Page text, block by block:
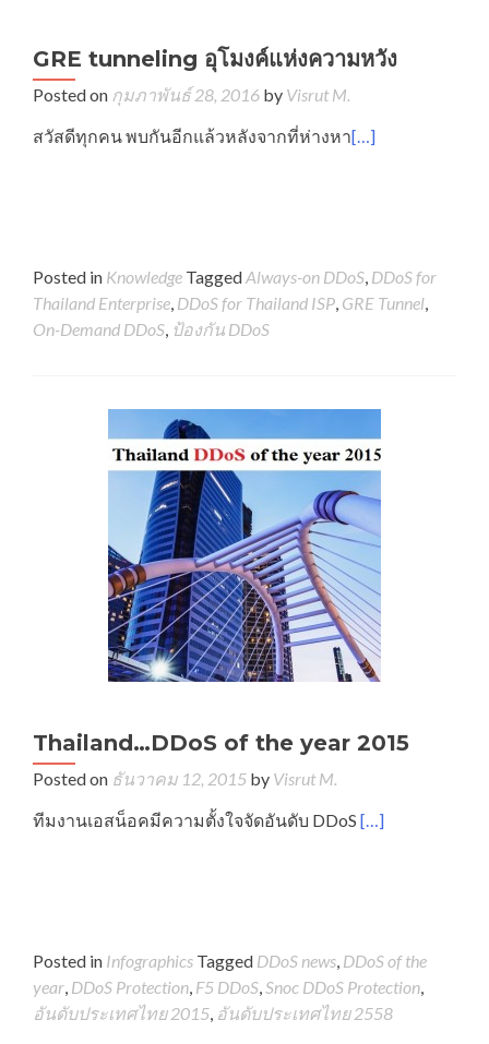
GRE tunneling อุโมงค์แห่งความหวัง
Posted on กุมภาพันธ์ 28, 2016 by Visrut M.
สวัสดีทุกคน พบกันอีกแล้วหลังจากที่ห่างหา[…]
Posted in Knowledge TaggedAlways-on DDoS, DDoS for
Thailand Enterprise, DDoS for Thailand ISP, GRE Tunnel,
On-Demand DDoS, ป้องกัน DDoS
Thailand…DDoS of the year 2015
Posted on ธันวาคม 12, 2015 by Visrut M.
ทีมงานเอสน็อคมีความตั้งใจจัดอันดับ DDoS […]
Posted in Infographics Tagged DDoS news, DDoS of the
year, DDoS Protection, F5 DDoS,Snoc DDoS Protection,
อันดับประเทศไทย 2015, อันดับประเทศไทย 2558